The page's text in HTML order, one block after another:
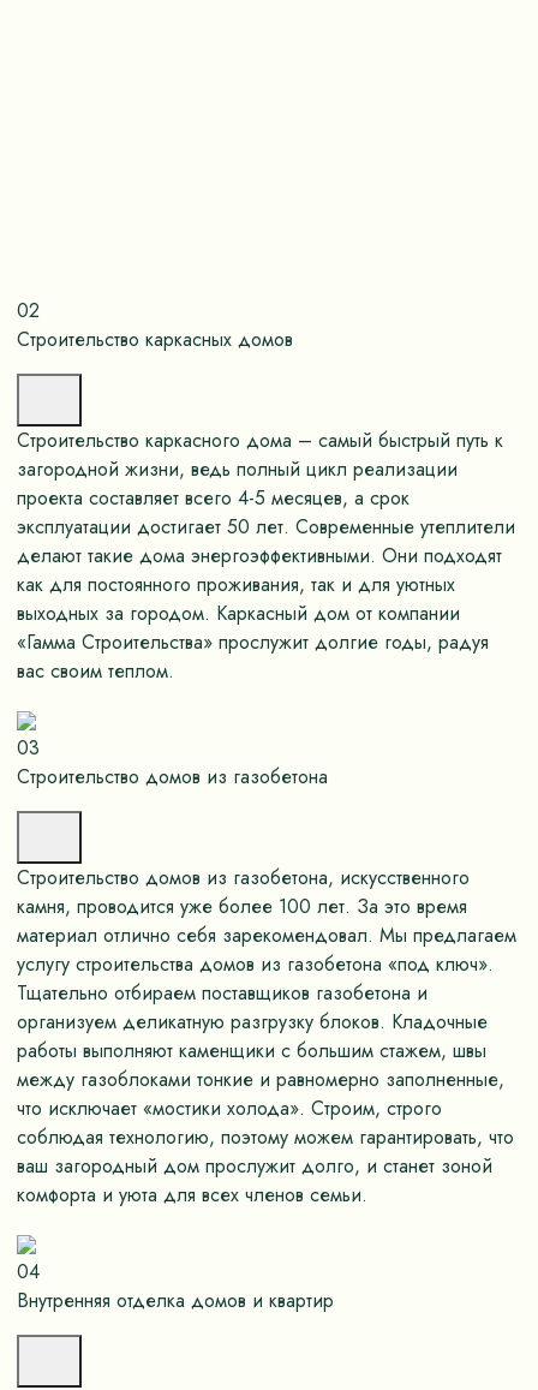
02
Строительство каркасных домов
Строительство каркасного дома – самый быстрый путь к
загородной жизни, ведь полный цикл реализации
проекта составляет всего 4-5 месяцев, а срок
эксплуатации достигает 50 лет. Современные утеплители
делают такие дома энергоэффективными. Они подходят
как для постоянного проживания, так и для уютных
выходных за городом. Каркасный дом от компании
«Гамма Строительства» прослужит долгие годы, радуя
вас своим теплом.
03
Строительство домов из газобетона
Строительство домов из газобетона, искусственного
камня, проводится уже более 100 лет. За это время
материал отлично себя зарекомендовал. Мы предлагаем
услугу строительства домов из газобетона «под ключ».
Тщательно отбираем поставщиков газобетона и
организуем деликатную разгрузку блоков. Кладочные
работы выполняют каменщики с большим стажем, швы
между газоблоками тонкие и равномерно заполненные,
что исключает «мостики холода». Строим, строго
соблюдая технологию, поэтому можем гарантировать, что
ваш загородный дом прослужит долго, и станет зоной
комфорта и уюта для всех членов семьи.
04
Внутренняя отделка домов и квартир